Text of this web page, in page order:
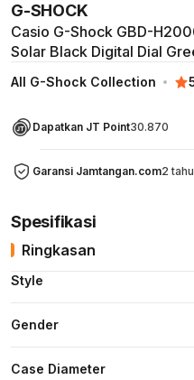
G-SHOCK
Casio G-Shock GBD-
Solar Black Digital Dial
All G-Shock Collection
Dapatkan JT Point30.870
Garansi Jamtangan.com2
Spesifikasi
Ringkasan
Style
Gender
Case Diameter